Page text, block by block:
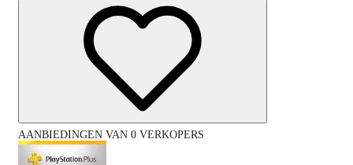
AANBIEDINGEN VAN 0 VERKOPERS